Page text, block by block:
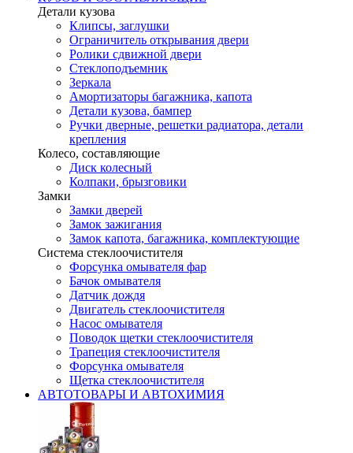
Детали кузова
Клипсы, заглушки
Ограничитель открывания двери
Ролики сдвижной двери
Стеклоподъемник
Зеркала
Амортизаторы багажника, капота
Детали кузова, бампер
Ручки дверные, решетки радиатора, детали
крепления
Колесо, составляющие
Диск колесный
Колпаки, брызговики
Замки
Замки дверей
Замок зажигания
Замок капота, багажника, комплектующие
Система стеклоочистителя
Форсунка омывателя фар
Бачок омывателя
Датчик дождя
Двигатель стеклоочистителя
Насос омывателя
Поводок щетки стеклоочистителя
Трапеция стеклоочистителя
Форсунка омывателя
Щетка стеклоочистителя
АВТОТОВАРЫ И АВТОХИМИЯ